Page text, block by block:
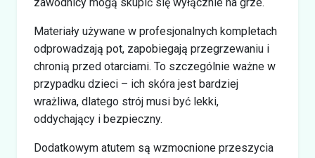
Materiały używane w profesjonalnych kompletach
odprowadzają pot, zapobiegają przegrzewaniu i
chronią przed otarciami. To szczególnie ważne w
przypadku dzieci – ich skóra jest bardziej
wrażliwa, dlatego strój musi być lekki,
oddychający i bezpieczny.
Dodatkowym atutem są wzmocnione przeszycia